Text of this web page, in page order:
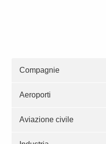
Compagnie
Aeroporti
Aviazione civile